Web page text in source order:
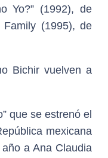
Yo?” (1992), de
Family (1995), de
Bichir vuelven a
que se estrenó el
mexicana
a Ana Claudia